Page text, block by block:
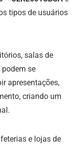
tipos de usuários
salas de
podem se
apresentações,
criando um
e lojas de